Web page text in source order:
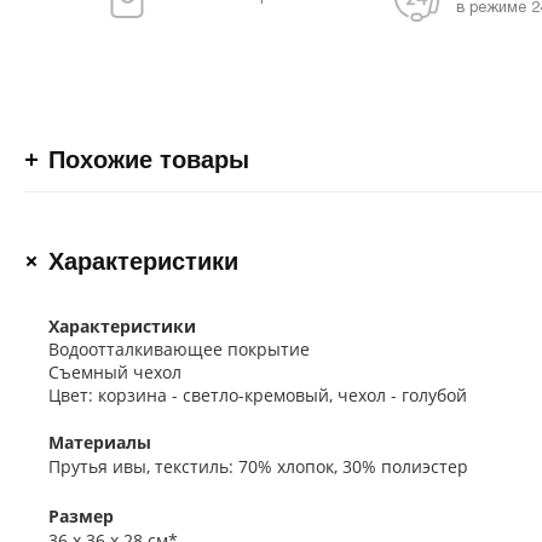
в режиме
Похожие товары
Характеристики
Характеристики
Водоотталкивающее покрытие
Съемный чехол
Цвет: корзина - светло-кремовый, чехол - голубой
Материалы
Прутья ивы, текстиль: 70% хлопок, 30% полиэстер
Размер